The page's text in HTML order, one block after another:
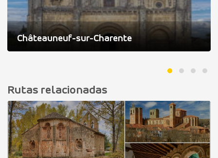
Châteauneuf-sur-Charente
Rutas relacionadas